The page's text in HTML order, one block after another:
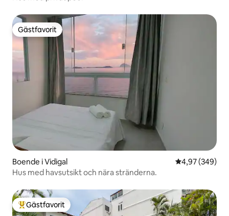
Gästfavorit
Gästfavorit
Boende i Vidigal 4,97 av 5 i
4,97 (349)
Hus med havsutsikt och nära stränderna.
Populär gästfavorit
Gästfavorit